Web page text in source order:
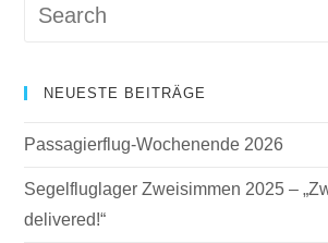
NEUESTE BEITRÄGE
Passagierflug-Wochenende 2026
Segelfluglager Zweisimmen 2025 –
delivered!“